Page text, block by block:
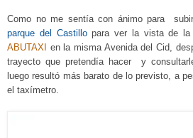
Como no me sentía con ánimo para
parque del Castillopara ver la vista de la
ABUTAXI
en la misma Avenida del Cid, d
trayecto que pretendía hacer
y
luego resultó más barato de lo previsto, a
el taxímetro.